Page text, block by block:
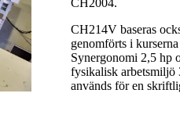
CH214V baseras
genomförts i
Synergonomi 2,5 hp
fysikalisk arbetsmiljö
används för en